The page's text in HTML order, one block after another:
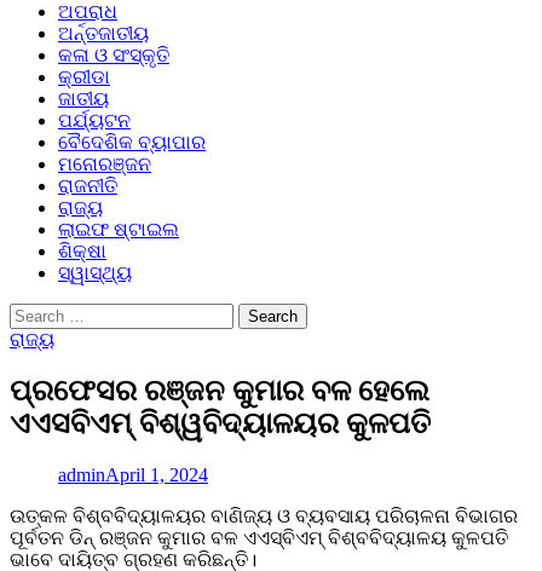
ଅପରାଧ
ଅର୍ନ୍ତଜାତୀୟ
କଳା ଓ ସଂସ୍କୃତି
କ୍ରୀଡା
ଜାତୀୟ
ପର୍ଯ୍ୟଟନ
ବୈଦେଶିକ ବ୍ୟାପାର
ମନୋରଞ୍ଜନ
ରାଜନୀତି
ରାଜ୍ୟ
ଲାଇଫ ଷ୍ଟାଇଲ
ଶିକ୍ଷା
ସ୍ୱାସ୍ଥ୍ୟ
Search
for:
ରାଜ୍ୟ
ପ୍ରଫେସର ରଞ୍ଜନ କୁମାର ବଳ ହେଲେ
ଏଏସବିଏମ୍ ବିଶ୍ୱବିଦ୍ୟାଳୟର କୁଳପତି
adminApril 1, 2024
ଉତ୍କଳ ବିଶ୍ବବିଦ୍ୟାଳୟର ବାଣିଜ୍ୟ ଓ ବ୍ୟବସାୟ ପରିଚାଳନା ବିଭ‌ାଗର
ପୂର୍ବତନ ଡିନ୍‌ ରଞ୍ଜନ କୁମା‌ର ବଳ ଏଏସ୍‌ବିଏମ୍‌ ବିଶ୍ବବିଦ୍ୟାଳୟ କୁଳପତି
ଭାବେ ଦାୟିତ୍ବ ଗ୍ରହଣ କରିଛନ୍ତି।